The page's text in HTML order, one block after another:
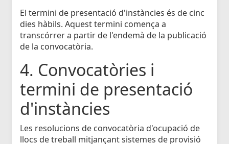
El termini de presentació d'instàncies és de cinc
dies hàbils. Aquest termini comença a
transcórrer a partir de l'endemà de la publicació
de la convocatòria.
4. Convocatòries i
termini de presentació
d'instàncies
Les resolucions de convocatòria d'ocupació de
llocs de treball mitjançant sistemes de provisió